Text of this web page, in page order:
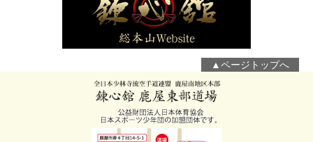
▲ページトップへ